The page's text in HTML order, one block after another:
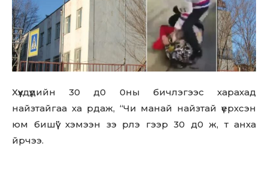
Хүүхдүүдийн 30 д0 0ны бичлэгээс харахад
найзтайгаа ха рдаж, “Чи манай найзтай үерхсэн
юм бишүү” хэмээн зэ рлэ гээр 30 д0 ж, т анха
йрчээ.